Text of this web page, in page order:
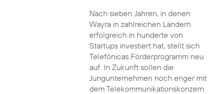
Nach sieben Jahren, in denen
Wayra in zahlreichen Ländern
erfolgreich in hunderte von
Startups investiert hat, stellt sich
Telefónicas Förderprogramm neu
auf. In Zukunft sollen die
Jungunternehmen noch enger mit
dem Telekommunikationskonzern